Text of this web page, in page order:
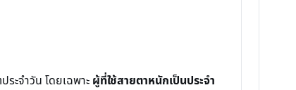
ะจำวัน โดยเฉพาะ ผู้ที่ใช้สายตาหนักเป็นประจำ